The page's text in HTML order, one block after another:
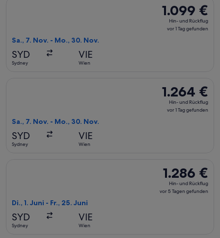
1.099 €
Hin-
und
1.099 €
Hin- und Rückflug
vor 1 Tag gefunden
Sa., 7. Nov. - Mo., 30. Nov.
SYD
Sydney
VIE
Wien
1.264 €
Hin-
und
1.264 €
Hin- und Rückflug
vor 1 Tag gefunden
Sa., 7. Nov. - Mo., 30. Nov.
SYD
Sydney
VIE
Wien
1.286 €
Hin-
und
1.286 €
Hin- und Rückflug
vor 5 Tagen gefunden
Di., 1. Juni - Fr., 25. Juni
SYD
Sydney
VIE
Wien